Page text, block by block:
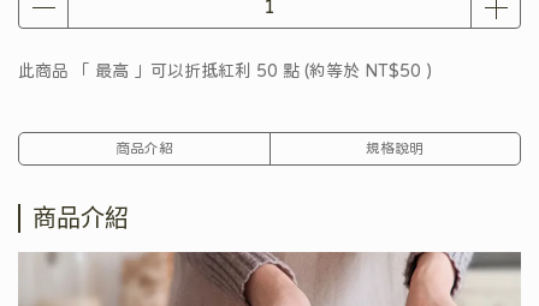
此商品 「 最高 」可以折抵紅利 50 點 (約等於 NT$50 )
商品介紹 規格說明
商品介紹